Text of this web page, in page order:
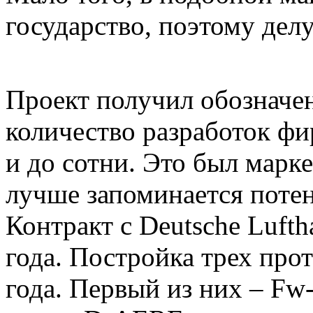
государство, поэтому
Проект получил
количество разработок
и до сотни. Это был
лучше запоминается
Контракт с Deutsche
года. Постройка трех
года. Первый из них –